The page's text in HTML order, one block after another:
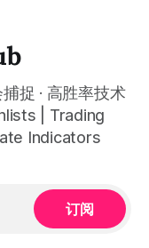
捉 · 高胜率技术
| Trading
Indicators
订阅